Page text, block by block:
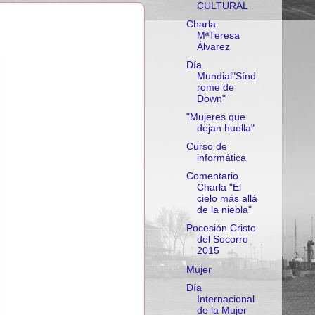
CULTURAL
Charla.
MªTeresa
Álvarez
Día
Mundial"Sínd
rome de
Down"
"Mujeres que
dejan huella"
Curso de
informática
Comentario
Charla "El
cielo más allá
de la niebla"
Pocesión Cristo
del Socorro
2015
Mujer
Día
Internacional
de la Mujer